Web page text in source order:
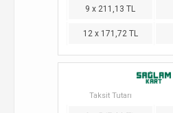
9 x 211,13 TL
12 x 171,72 TL
Taksit Tutarı